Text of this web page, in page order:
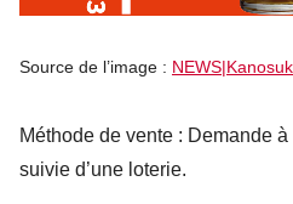
Source de l’image :
Méthode de vente : Demande
suivie d’une loterie.